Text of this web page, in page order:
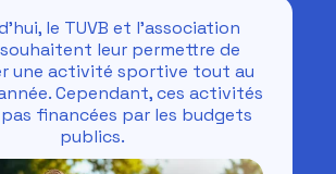
le TUVB et l'association
leur permettre de
une activité sportive tout au
Cependant, ces activités
financées par les budgets
publics.